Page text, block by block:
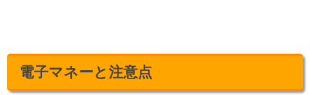
電子マネーと注意点